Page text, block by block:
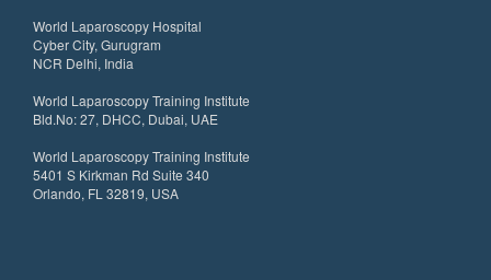
World Laparoscopy Hospital
Cyber City, Gurugram
NCR Delhi, India
World Laparoscopy Training Institute
Bld.No: 27, DHCC, Dubai, UAE
World Laparoscopy Training Institute
5401 S Kirkman Rd Suite 340
Orlando, FL 32819, USA